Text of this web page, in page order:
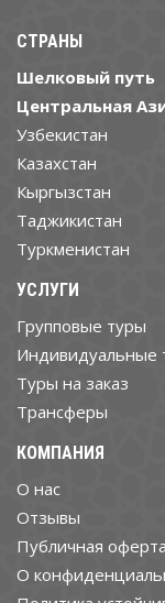
СТРАНЫ
Шелковый путь
Центральная
Узбекистан
Казахстан
Кыргызстан
Таджикистан
Туркменистан
УСЛУГИ
Групповые туры
Индивидуальные
Туры на заказ
Трансферы
КОМПАНИЯ
О нас
Отзывы
Публичная оферта
О